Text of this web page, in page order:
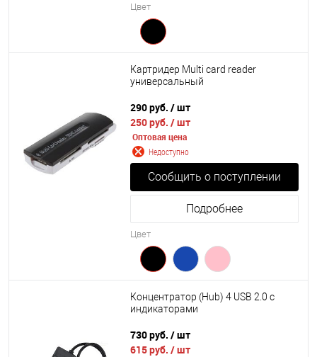
Цвет
Картридер Multi card reader
универсальный
290 руб. / шт
250 руб. / шт
Оптовая цена
Недоступно
Сообщить о поступлении
Подробнее
Цвет
Концентратор (Hub) 4 USB 2.0 с
индикаторами
730 руб. / шт
615 руб. / шт